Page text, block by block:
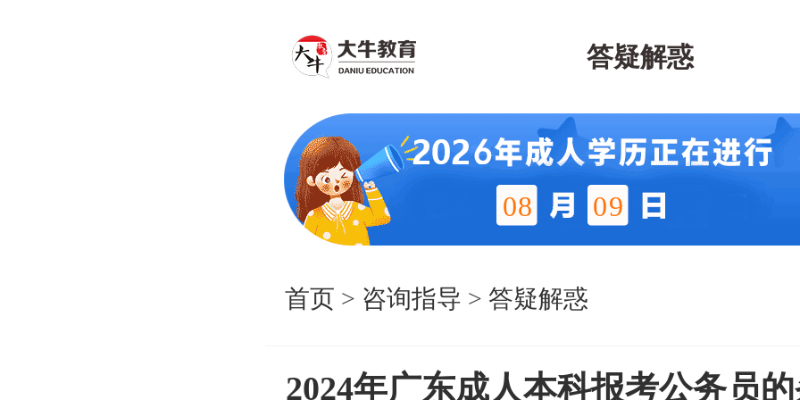
答疑解惑
08 09
首页 > 咨询指导 > 答疑解惑
2024年广东成人本科报考公务员